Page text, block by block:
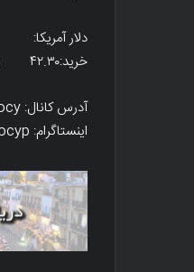
دلار آمریکا:
خرید:۴۲.۳۰ فروش: ۴۲.۶۰
آدرس کانال: https://t.me/radiocy
اینستاگرام: instagram.com/radiocyp